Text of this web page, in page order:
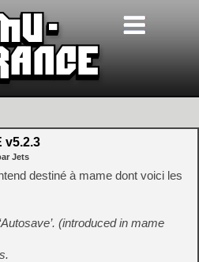
v5.2.3
Jets
destiné à mame dont voici les
(introduced in mame